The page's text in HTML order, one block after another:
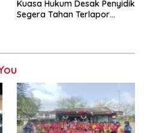
Kuasa Hukum Desak Penyidik
Segera Tahan Terlapor